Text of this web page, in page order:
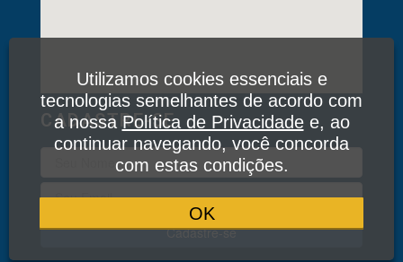
CADASTRE-SE
Cadastre-se
Utilizamos cookies essenciais e
tecnologias semelhantes de acordo com
a nossaPolítica de Privacidadee, ao
continuar navegando, você concorda
com estas condições.
OK